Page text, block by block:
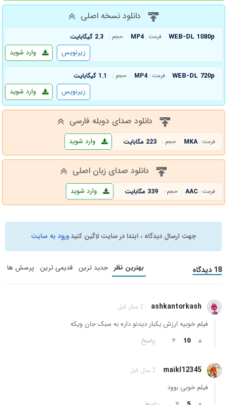
دانلود نسخه اصلی
WEB-DL 1080p فرمت : MP4 حجم : 2.3 گیگابایت
وارد شوید زیرنویس
WEB-DL 720p فرمت : MP4 حجم : 1.1 گیگابایت
وارد شوید زیرنویس
دانلود صدای دوبله فارسی
فرمت : MKA حجم : 223 مگابایت وارد شوید
دانلود صدای زبان اصلی
فرمت : AAC حجم : 339 مگابایت وارد شوید
جهت ارسال دیدگاه ، ابتدا در سایت لاگین کنیدورود به سایت
18 دیدگاه بهترین نظر جدید ترین قدیمی ترین پرسش ها
ashkantorkash 2 سال قبل
فیلم خوبیه ارزش یکبار دیدنو داره به سبک جان ویکه
▲
10
▼ پاسخ
maikl12345 2 سال قبل
فیلم خوبی بوود